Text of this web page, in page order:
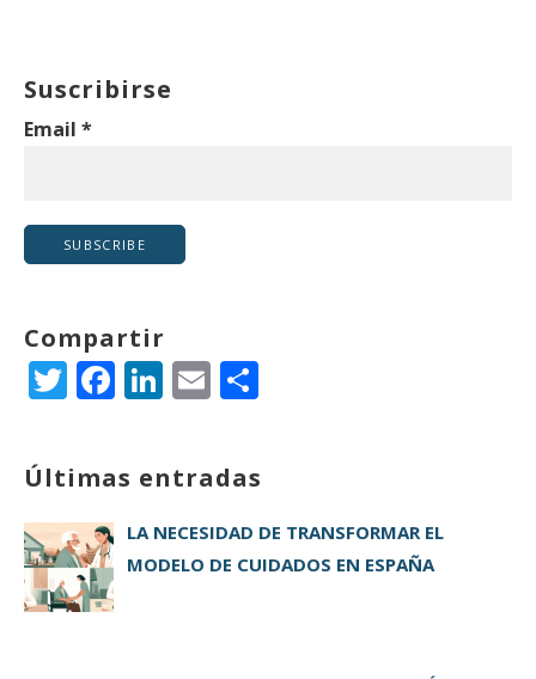
Suscribirse
Email *
Compartir
T
it
te
r
F
e
b
o
Li
k
e
dI
n
E
ai
l p
a
rt
Últimas entradas
LA NECESIDAD DE TRANSFORMAR EL
MODELO DE CUIDADOS EN ESPAÑA